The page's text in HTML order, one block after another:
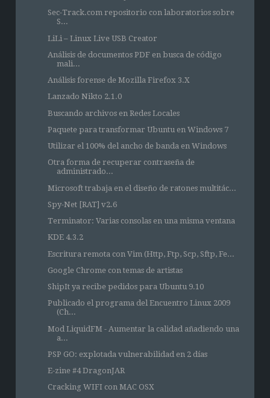
Sec-Track.com repositorio con laboratorios sobre
S...
LiLi – Linux Live USB Creator
Análisis de documentos PDF en busca de código
mali...
Análisis forense de Mozilla Firefox 3.X
Lanzado Nikto 2.1.0
Buscando archivos en Redes Locales
Paquete para transformar Ubuntu en Windows 7
Utilizar el 100% del ancho de banda en Windows
Otra forma de recuperar contraseña de
administrado...
Microsoft trabaja en el diseño de ratones multitác...
Spy-Net [RAT] v2.6
Terminator: Varias consolas en una misma ventana
KDE 4.3.2
Escritura remota con Vim (Http, Ftp, Scp, Sftp, Fe...
Google Chrome con temas de artistas
ShipIt ya recibe pedidos para Ubuntu 9.10
Publicado el programa del Encuentro Linux 2009
(Ch...
Mod LiquidFM - Aumentar la calidad añadiendo una
a...
PSP GO: explotada vulnerabilidad en 2 días
E-zine #4 DragonJAR
Cracking WIFI con MAC OSX